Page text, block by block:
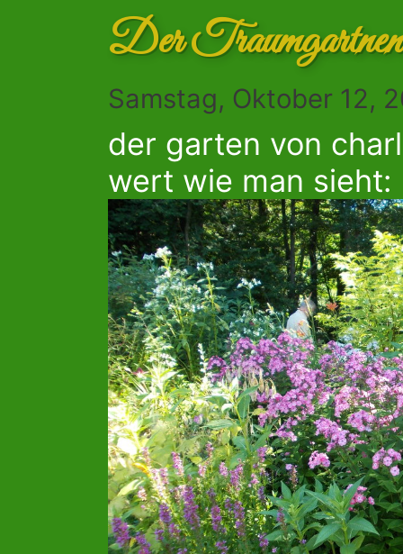
Der
Samstag, Oktober 12,
der garten von
wert wie man sieht: